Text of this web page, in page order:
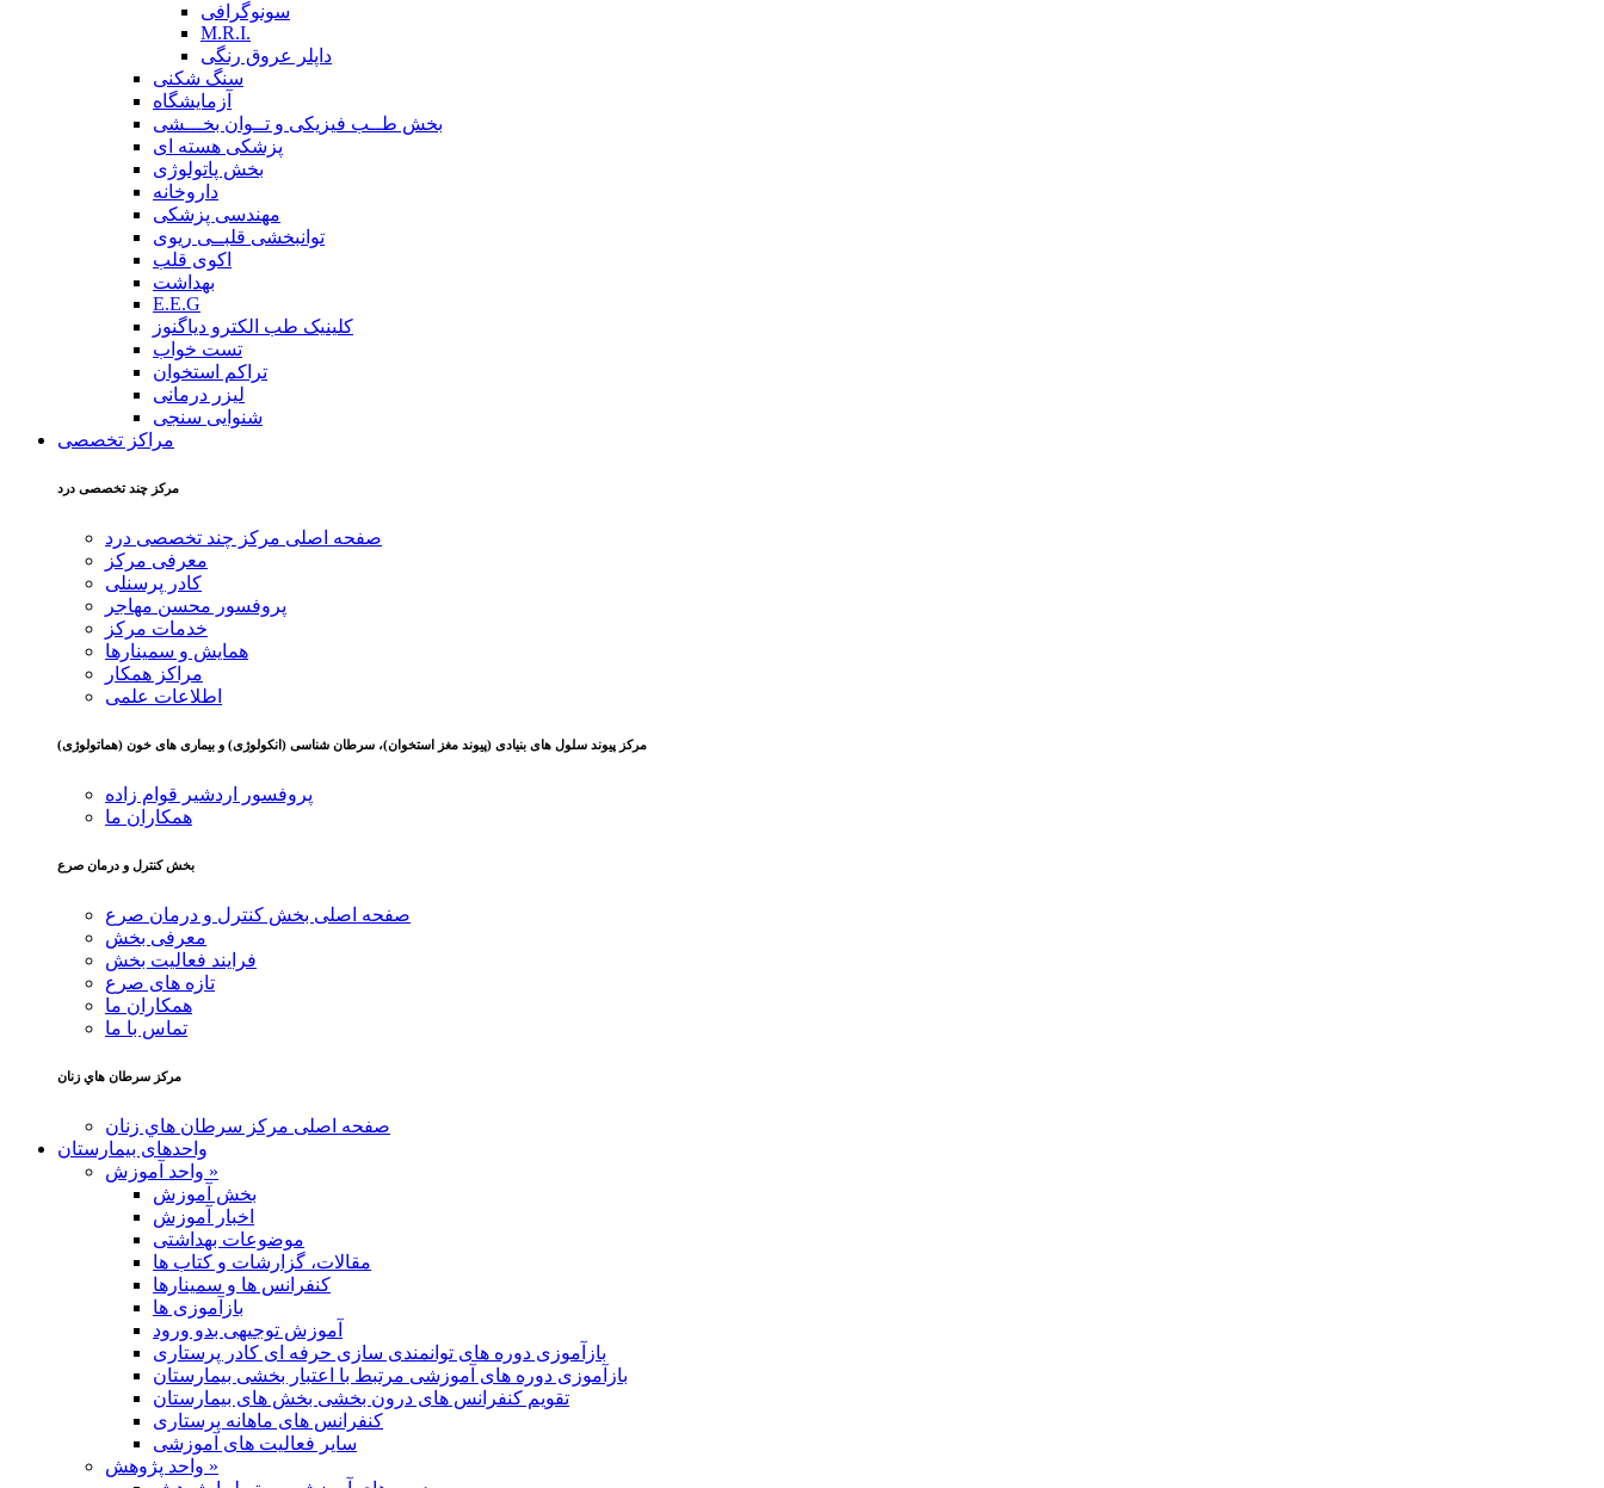
سونوگرافی
M.R.I.
داپلر عروق رنگی
سنگ شکنی
آزمایشگاه
بخش طــب فیزیکی و تــوان بخـــشی
پزشکی هسته ای
بخش پاتولوژی
داروخانه
مهندسی پزشکی
توانبخشی قلبــی ریوی
اکوی قلب
بهداشت
E.E.G
کلینیک طب الکترو دیاگنوز
تست خواب
تراکم استخوان
لیزر درمانی
شنوایی سنجی
مراکز تخصصی
مركز چند تخصصی درد
صفحه اصلی مركز چند تخصصی درد
معرفی مرکز
کادر پرسنلی
پروفسور محسن مهاجر
خدمات مرکز
همایش و سمینارها
مراکز همکار
اطلاعات علمی
مرکز پیوند سلول های بنیادی (پیوند مغز استخوان)، سرطان شناسی (انکولوژی) و بیماری های خون (هماتولوژی)
پروفسور اردشیر قوام زاده
همکاران ما
بخش کنترل و درمان صرع
صفحه اصلی بخش کنترل و درمان صرع
معرفی بخش
فرایند فعالیت بخش
تازه های صرع
همکاران ما
تماس با ما
مركز سرطان هاي زنان
صفحه اصلی مركز سرطان هاي زنان
واحدهای بیمارستان
واحد آموزش »
بخش آموزش
اخبار آموزش
موضوعات بهداشتی
مقالات، گزارشات و کتاب ها
کنفرانس ها و سمینارها
بازآموزی ها
آموزش توجیهی بدو ورود
بازآموزی دوره های توانمندی سازی حرفه ای کادر پرستاری
بازآموزی دوره های آموزشی مرتبط با اعتبار بخشی بیمارستان
تقویم کنفرانس های درون بخشی بخش های بیمارستان
کنفرانس های ماهانه پرستاری
سایر فعالیت های آموزشی
واحد پژوهش »